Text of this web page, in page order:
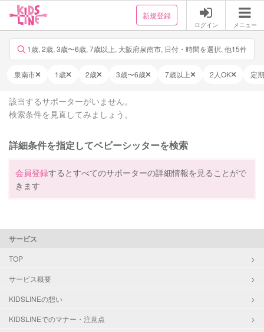
新規登録
ログイン メニュー
1歳, 2歳, 3歳〜6歳, 7歳以上, 大阪府泉南市, 日付・時間を選択, 他15件
泉南市 1歳 2歳 3歳〜6歳 7歳以上 2人OK 定
該当するサポーターがいません。
検索条件を見直してみましょう。
詳細条件を指定してベビーシッターを検索
会員登録するとすべてのサポーターの詳細情報を見ることがで
きます
サービス
TOP
サービス概要
KIDSLINEの想い
KIDSLINEでのマナー・注意点